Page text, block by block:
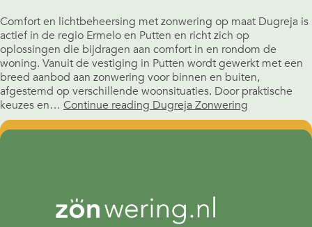
Comfort en lichtbeheersing met zonwering op maat Dugreja is
actief in de regio Ermelo en Putten en richt zich op
oplossingen die bijdragen aan comfort in en rondom de
woning. Vanuit de vestiging in Putten wordt gewerkt met een
breed aanbod aan zonwering voor binnen en buiten,
afgestemd op verschillende woonsituaties. Door praktische
keuzes en… Continue reading Dugreja Zonwering